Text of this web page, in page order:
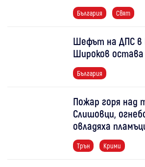
България Свят
Шефът на ДПС в
Широков
България
Пожар горя над
Слишовци,
овладяха
Трън Крими